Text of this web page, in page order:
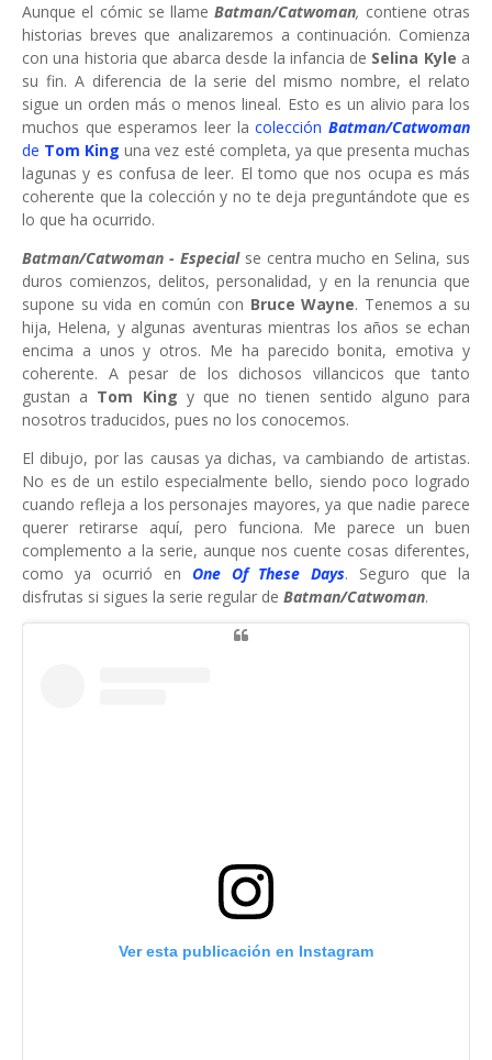
Aunque el cómic se llameBatman/Catwoman, contiene otras
historias breves que analizaremos a continuación. Comienza
con una historia que abarca desde la infancia de Selina Kyle a
su fin. A diferencia de la serie del mismo nombre, el relato
sigue un orden más o menos lineal. Esto es un alivio para los
muchos que esperamos leer lacolecciónBatman/Catwoman
de Tom King una vez esté completa, ya que presenta muchas
lagunas y es confusa de leer. El tomo que nos ocupa es más
coherente que la colección y no te deja preguntándote que es
lo que ha ocurrido.
Batman/Catwoman - Especialse centra mucho en Selina, sus
duros comienzos, delitos, personalidad, y en la renuncia que
supone su vida en común con Bruce Wayne. Tenemos a su
hija, Helena, y algunas aventuras mientras los años se echan
encima a unos y otros. Me ha parecido bonita, emotiva y
coherente. A pesar de los dichosos villancicos que tanto
gustan a Tom King y que no tienen sentido alguno para
nosotros traducidos, pues no los conocemos.
El dibujo, por las causas ya dichas, va cambiando de artistas.
No es de un estilo especialmente bello, siendo poco logrado
cuando refleja a los personajes mayores, ya que nadie parece
querer retirarse aquí, pero funciona. Me parece un buen
complemento a la serie, aunque nos cuente cosas diferentes,
como ya ocurrió en One Of These Days. Seguro que la
disfrutas si sigues la serie regular de Batman/Catwoman.
Ver esta publicación en Instagram